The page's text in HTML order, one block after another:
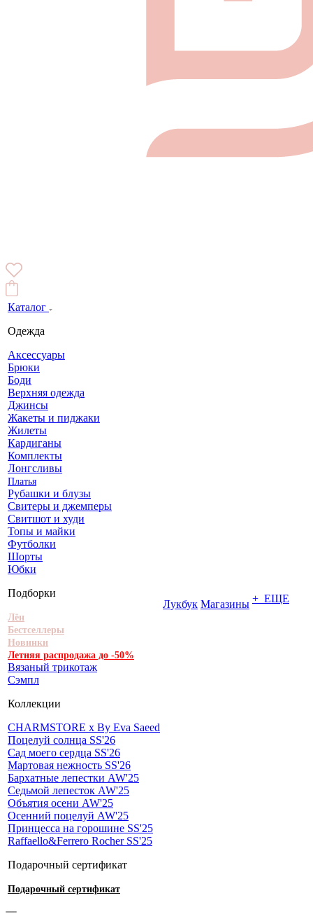
Каталог
Одежда
Аксессуары
Брюки
Боди
Верхняя одежда
Джинсы
Жакеты и пиджаки
Жилеты
Кардиганы
Комплекты
Лонгсливы
Платья
Рубашки и блузы
Свитеры и джемперы
Свитшот и худи
Топы и майки
Футболки
Шорты
Юбки
Подборки
Лён
Бестселлеры
Новинки
Летняя распродажа до -50%
Вязаный трикотаж
Сэмпл
Коллекции
CHARMSTORE х By Eva Saeed
Поцелуй солнца SS'26
Сад моего сердца SS'26
Мартовая нежность SS'26
Бархатные лепестки AW'25
Седьмой лепесток AW'25
Объятия осени AW'25
Осенний поцелуй AW'25
Принцесса на горошине SS'25
Raffaello&Ferrero Rocher SS'25
Подарочный сертификат
Подарочный сертификат
Лукбук Магазины + ЕЩЕ